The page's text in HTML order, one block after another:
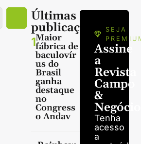
Últimas
publicações
1Maior
fábrica de
baculovír
us do
Brasil
ganha
destaque
no
Congress
o Andav
SEJA
Assine
a
Revista
Campo
&
Tenha
acesso
a